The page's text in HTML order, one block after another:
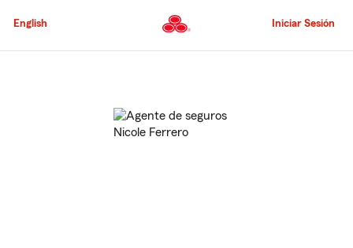
al
principal
English Iniciar Sesión